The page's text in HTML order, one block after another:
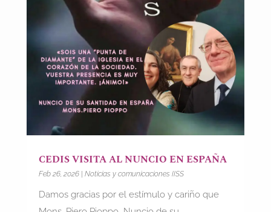
CEDIS VISITA AL NUNCIO EN ESPAÑA
Feb 26, 2026| Noticias y comunicaciones IISS
Damos gracias por el estímulo y cariño que